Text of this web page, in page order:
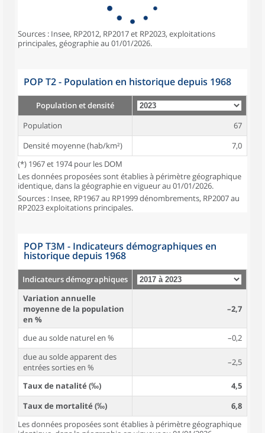
Sources : Insee, RP2012, RP2017 et RP2023, exploitations
principales, géographie au 01/01/2026.
POP T2 - Population en historique depuis 1968
Population et densité
Population
67
Densité moyenne (hab/km²)
7,0
(*) 1967 et 1974 pour les DOM
Les données proposées sont établies à périmètre géographique
identique, dans la géographie en vigueur au 01/01/2026.
Sources : Insee, RP1967 au RP1999 dénombrements, RP2007 au
RP2023 exploitations principales.
POP T3M - Indicateurs démographiques en
historique depuis 1968
Indicateurs démographiques
Variation annuelle
moyenne de la population
en %
–2,7
due au solde naturel en %
–0,2
due au solde apparent des
entrées sorties en %
–2,5
Taux de natalité (‰)
4,5
Taux de mortalité (‰)
6,8
Les données proposées sont établies à périmètre géographique